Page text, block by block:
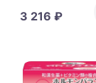
3 216 ₽